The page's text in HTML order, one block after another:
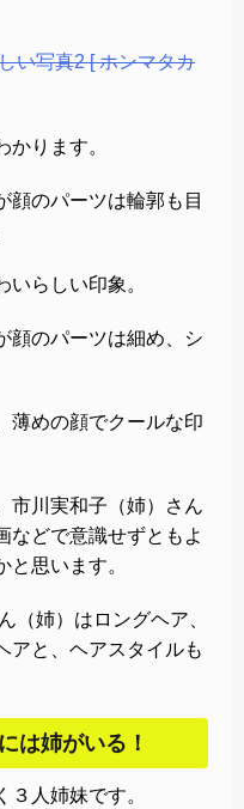
い写真2 [ ホンマタカ
ります。
顔のパーツは輪郭も目
らしい印象。
顔のパーツは細め、シ
薄めの顔でクールな印
市川実和子（姉）さん
などで意識せずともよ
と思います。
（姉）はロングヘア、
アと、ヘアスタイルも
は姉がいる！
人姉妹です。